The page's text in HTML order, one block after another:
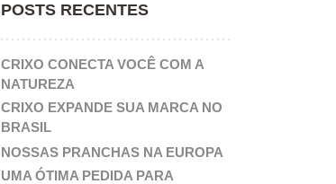
POSTS RECENTES
CRIXO CONECTA VOCÊ COM A
NATUREZA
CRIXO EXPANDE SUA MARCA NO
BRASIL
NOSSAS PRANCHAS NA EUROPA
UMA ÓTIMA PEDIDA PARA